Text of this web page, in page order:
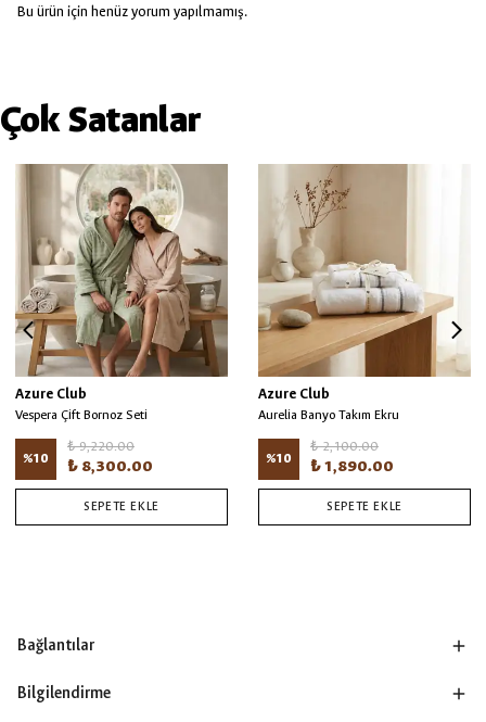
Bu ürün için henüz yorum yapılmamış.
Çok Satanlar
Azure Club
Vespera Çift Bornoz Seti
%10
₺ 9,220.00
₺ 8,300.00
SEPETE EKLE
Azure Club
Aurelia Banyo Takım Ekru
%10
₺ 2,100.00
₺ 1,890.00
SEPETE EKLE
Bağlantılar
Bilgilendirme